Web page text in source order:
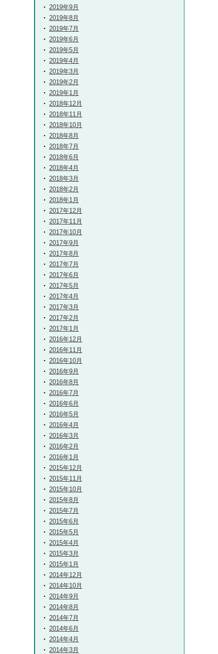
2019年9月
2019年8月
2019年7月
2019年6月
2019年5月
2019年4月
2019年3月
2019年2月
2019年1月
2018年12月
2018年11月
2018年10月
2018年8月
2018年7月
2018年6月
2018年4月
2018年3月
2018年2月
2018年1月
2017年12月
2017年11月
2017年10月
2017年9月
2017年8月
2017年7月
2017年6月
2017年5月
2017年4月
2017年3月
2017年2月
2017年1月
2016年12月
2016年11月
2016年10月
2016年9月
2016年8月
2016年7月
2016年6月
2016年5月
2016年4月
2016年3月
2016年2月
2016年1月
2015年12月
2015年11月
2015年10月
2015年8月
2015年7月
2015年6月
2015年5月
2015年4月
2015年3月
2015年1月
2014年12月
2014年10月
2014年9月
2014年8月
2014年7月
2014年6月
2014年4月
2014年3月